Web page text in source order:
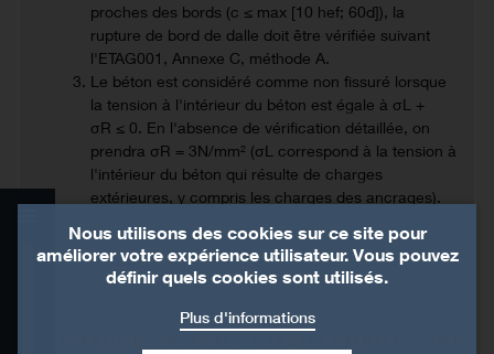
Présentation
Données techniques
proches des bords (c ≤ max [10 hef; 60d]), la
rupture de bord de dalle doit être vérifiée suivant
l'ETAG001, Annexe C, méthode A.
Le béton est considéré comme non fissuré lorsque
la tension à l'intérieur du béton est égale à σL +
σR ≤ 0. En l'absence de vérification détaillée, on
prendra σR = 3N/mm² (σL correspond à la tension à
l'intérieur du béton qui résulte de charges
extérieures, y compris les charges des ancrages).
Nous utilisons des cookies sur ce site pour
améliorer votre expérience utilisateur. Vous pouvez
définir quels cookies sont utilisés.
Plus d'informations